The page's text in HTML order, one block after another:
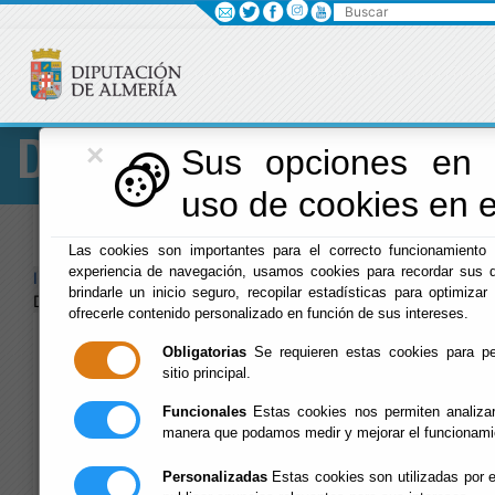
×
Sus opciones en
uso de cookies en
Las cookies son importantes para el correcto
experiencia de navegación, usamos cookies para recordar
brindarle un inicio seguro, recopilar estadísticas para
ofrecerle contenido personalizado en función de sus intereses.
ObligatoriasSe requieren estas cookies para
sitio principal.
FuncionalesEstas cookies nos permiten
manera que podamos medir y mejorar el
PersonalizadasEstas cookies son utilizadas por
Diputación
Inicio -Diputación - INFORMACIÓN GENERAL CENTROS
DIPUTACIÓN
INFORMACIÓN
GENERAL
CENTROS
Buscar